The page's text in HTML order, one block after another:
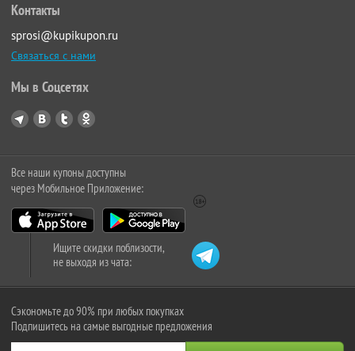
Контакты
sprosi@kupikupon.ru
Связаться с нами
Мы в Соцсетях
Все наши купоны доступны
через Мобильное Приложение:
Ищите скидки поблизости,
не выходя из чата:
Сэкономьте до 90% при любых покупках
Подпишитесь на самые выгодные предложения